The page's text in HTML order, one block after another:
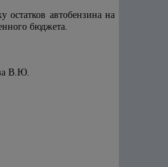
остатков автобензина на
бюджета.
В.Ю.